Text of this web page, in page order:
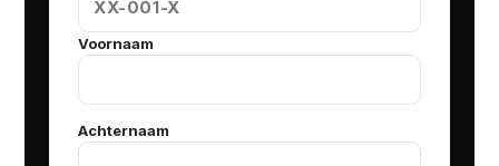
Voornaam
Achternaam